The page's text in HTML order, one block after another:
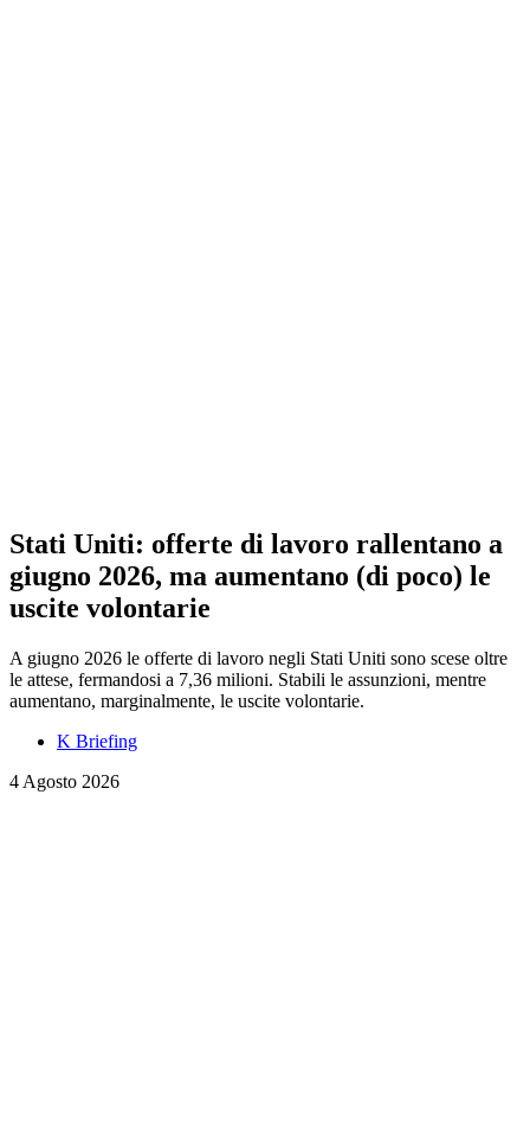
Stati Uniti: offerte di lavoro rallentano a
giugno 2026, ma aumentano (di poco) le
uscite volontarie
A giugno 2026 le offerte di lavoro negli Stati Uniti sono scese oltre
le attese, fermandosi a 7,36 milioni. Stabili le assunzioni, mentre
aumentano, marginalmente, le uscite volontarie.
K Briefing
4 Agosto 2026